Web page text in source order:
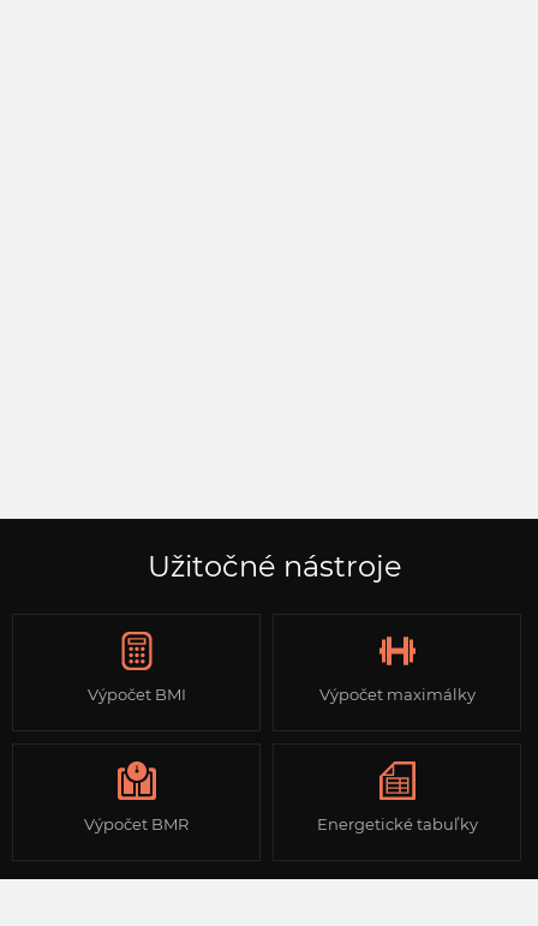
Užitočné nástroje
Výpočet BMI Výpočet maximálky
Výpočet BMR Energetické tabuľky